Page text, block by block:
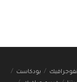
بودكاست